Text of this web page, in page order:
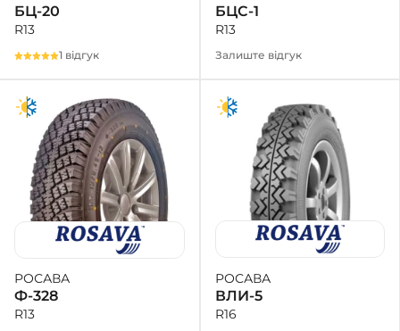
БЦ-20
R13
1 відгук
БЦС-1
R13
Залиште відгук
РОСАВА
Ф-328
R13
РОСАВА
ВЛИ-5
R16